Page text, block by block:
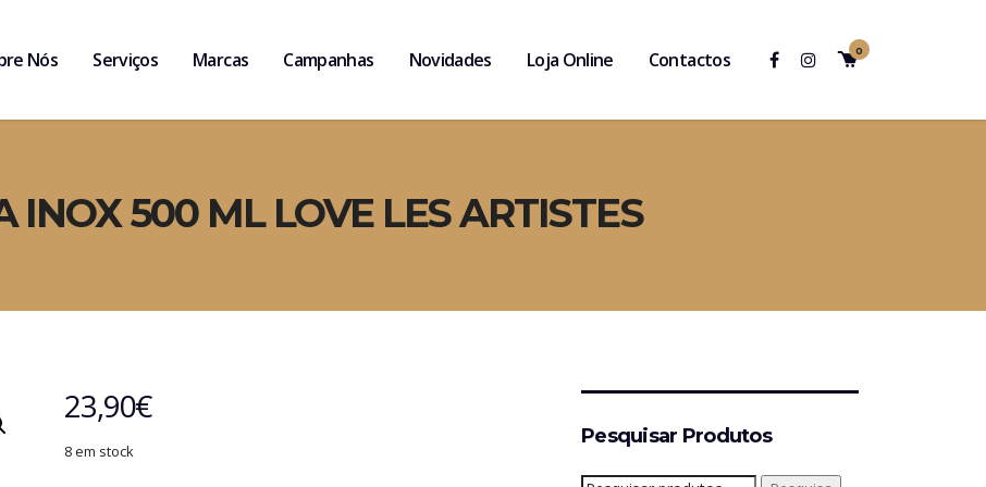
0
Nós Serviços Marcas Campanhas Novidades Loja Online Contactos
INOX 500 ML LOVE LES ARTISTES
23,90€
8 em stock
Pesquisar Produtos